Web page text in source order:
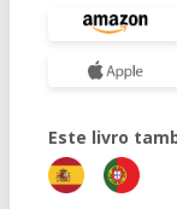
Este livro